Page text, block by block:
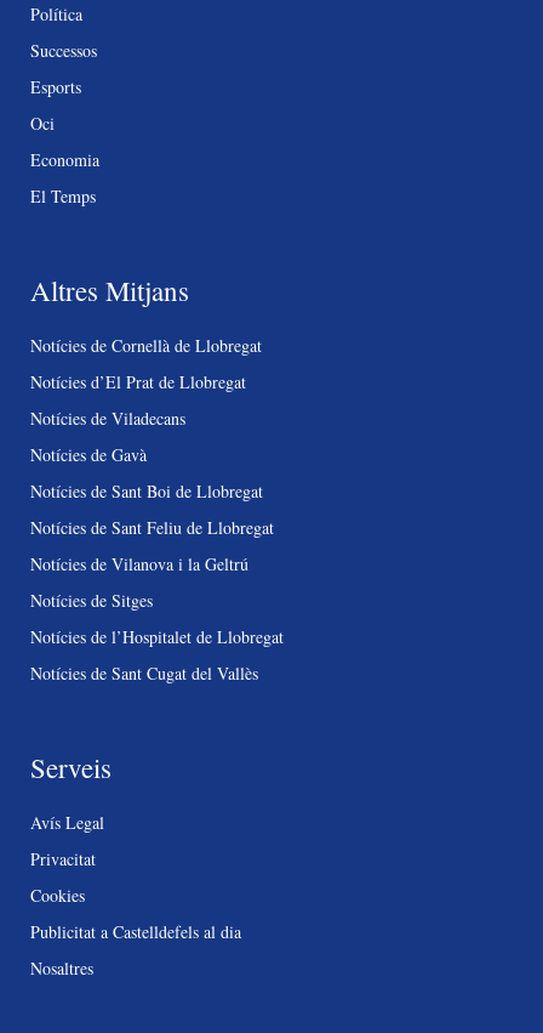
Política
Successos
Esports
Oci
Economia
El Temps
Altres Mitjans
Notícies de Cornellà de Llobregat
Notícies d’El Prat de Llobregat
Notícies de Viladecans
Notícies de Gavà
Notícies de Sant Boi de Llobregat
Notícies de Sant Feliu de Llobregat
Notícies de Vilanova i la Geltrú
Notícies de Sitges
Notícies de l’Hospitalet de Llobregat
Notícies de Sant Cugat del Vallès
Serveis
Avís Legal
Privacitat
Cookies
Publicitat a Castelldefels al dia
Nosaltres